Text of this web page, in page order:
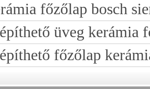
főzőlap bosch
üveg kerámia
főzőlap